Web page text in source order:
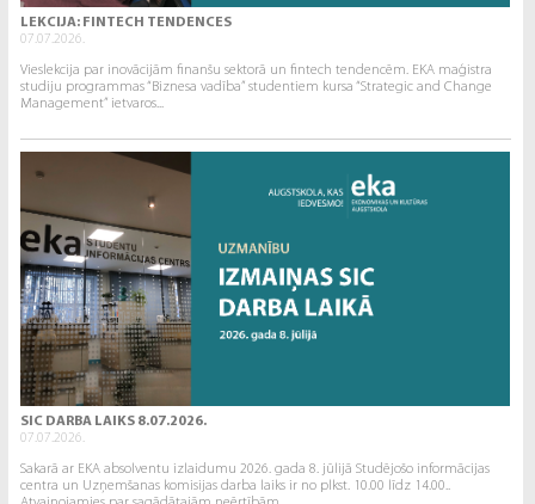
LEKCIJA: FINTECH TENDENCES
07.07.2026.
Vieslekcija par inovācijām finanšu sektorā un fintech tendencēm. EKA maģistra
studiju programmas “Biznesa vadība” studentiem kursa “Strategic and Change
Management” ietvaros...
SIC DARBA LAIKS 8.07.2026.
07.07.2026.
Sakarā ar EKA absolventu izlaidumu 2026. gada 8. jūlijā Studējošo informācijas
centra un Uzņemšanas komisijas darba laiks ir no plkst. 10.00 līdz 14.00..